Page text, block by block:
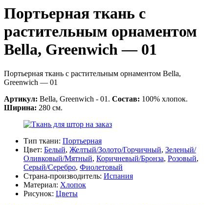
Портьерная ткань с
растительным орнаментом
Bella, Greenwich — 01
Портьерная ткань с растительным орнаментом Bella,
Greenwich — 01
Артикул: Bella, Greenwich - 01. Состав: 100% хлопок.
Ширина: 280 см.
Тип ткани: Портьерная
Цвет: Белый, Желтый/Золото/Горчичный, Зеленый/
Оливковый/Мятный, Коричневый/Бронза, Розовый,
Серый/Серебро, Фиолетовый
Страна-производитель: Испания
Материал: Хлопок
Рисунок: Цветы